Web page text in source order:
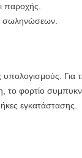
παροχής.
σωληνώσεων.
Για
το φορτίο
εγκατάστασης.